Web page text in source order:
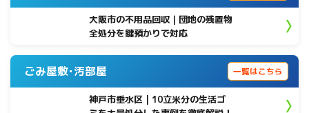
大阪市の不用品回収｜団地の残置物
全処分を鍵預かりで対応
ごみ屋敷･汚部屋 一覧はこちら
神戸市垂水区 | 10立米分の生活ゴ